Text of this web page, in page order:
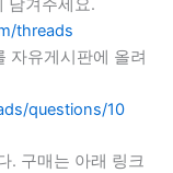
남겨주세요.
threads
자유게시판에 올려
questions/10
. 구매는 아래 링크